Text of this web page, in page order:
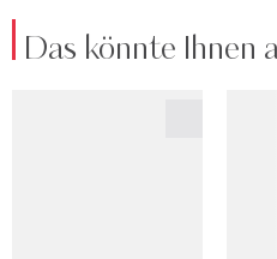
Das könnte Ihnen